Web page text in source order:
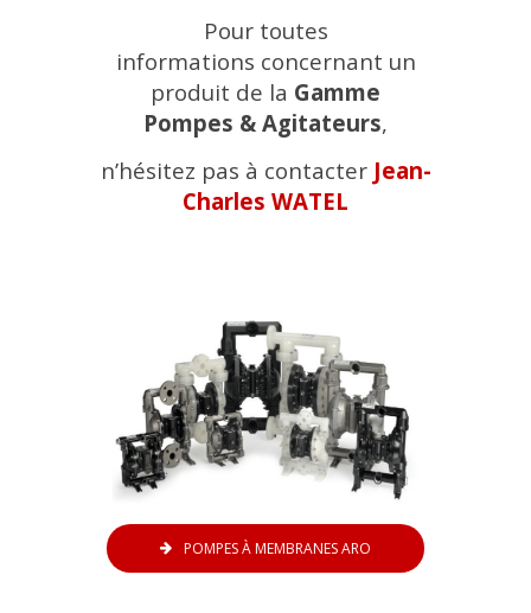
Pour toutes
informations concernant un
produit de la Gamme
Pompes & Agitateurs,
n’hésitez pas à contacter Jean-
Charles WATEL
POMPES À MEMBRANES ARO